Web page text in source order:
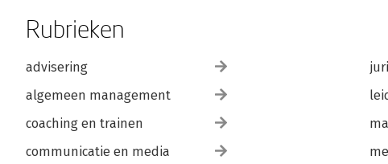
Rubrieken
advisering
algemeen management
coaching en trainen
communicatie en media